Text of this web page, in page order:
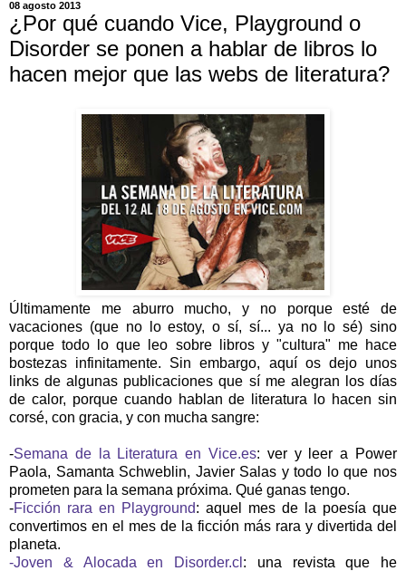
08 agosto 2013
¿Por qué cuando Vice, Playground o
Disorder se ponen a hablar de libros lo
hacen mejor que las webs de literatura?
Últimamente me aburro mucho, y no porque esté de
vacaciones (que no lo estoy, o sí, sí... ya no lo sé) sino
porque todo lo que leo sobre libros y "cultura" me hace
bostezas infinitamente. Sin embargo, aquí os dejo unos
links de algunas publicaciones que sí me alegran los días
de calor, porque cuando hablan de literatura lo hacen sin
corsé, con gracia, y con mucha sangre:
-Semana de la Literatura en Vice.es: ver y leer a Power
Paola, Samanta Schweblin, Javier Salas y todo lo que nos
prometen para la semana próxima. Qué ganas tengo.
-Ficción rara en Playground: aquel mes de la poesía que
convertimos en el mes de la ficción más rara y divertida del
planeta.
-Joven & Alocada en Disorder.cl : una revista que he